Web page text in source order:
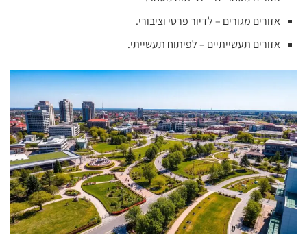
אזורים מגורים – לדיור פרטי וציבורי.
אזורים תעשייתיים – לפיתוח תעשייתי.